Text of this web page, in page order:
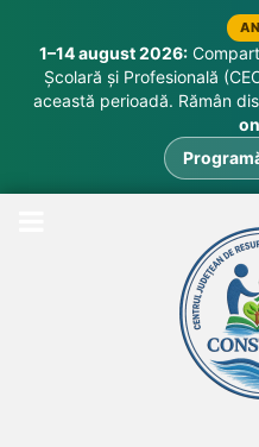
1–14 august 2026:
Școlară și Profesională
această perioadă. Rămân